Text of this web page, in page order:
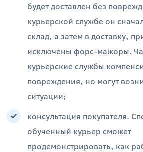
будет доставлен без
курьерской службе он
склад, а затем в доставку,
исключены форс-мажоры.
курьерские службы
повреждения, но могут
ситуации;
консультация покупателя.
обученный курьер сможет
продемонстрировать, как